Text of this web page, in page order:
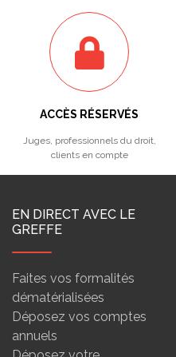
ACCÈS RÉSERVÉS
Juges, professionnels du droit,
clients en compte
EN DIRECT AVEC LE
GREFFE
Faites vos formalités
dématérialisées
Déposez vos comptes
annuels